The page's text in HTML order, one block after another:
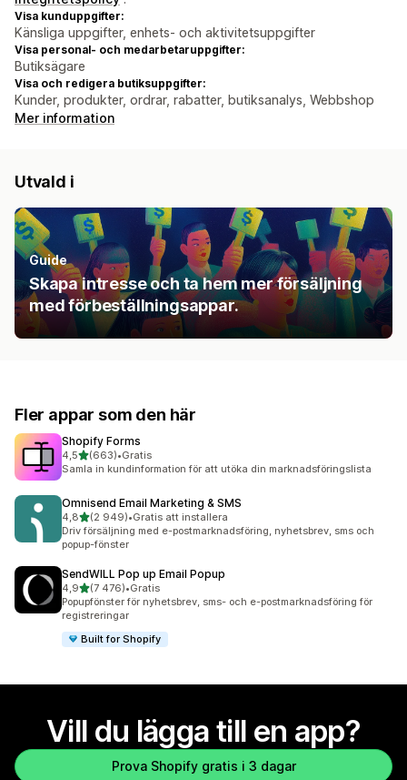
Visa kunduppgifter:
Känsliga uppgifter, enhets- och aktivitetsuppgifter
Visa personal- och medarbetaruppgifter:
Butiksägare
Visa och redigera butiksuppgifter:
Kunder, produkter, ordrar, rabatter, butiksanalys, Webbshop
Mer information
Utvald i
Guide
Skapa intresse och ta hem mer försäljning
med förbeställningsappar.
Fler appar som den här
Shopify Forms
4,5av 5 stjärnor
(663)
663 recensioner totalt
•Gratis
Samla in kundinformation för att utöka din marknadsföringslista
Omnisend Email Marketing & SMS
4,8av 5 stjärnor
(2 949)
2949 recensioner totalt
•Gratis att installera
Driv försäljning med e-postmarknadsföring, nyhetsbrev, sms och
popup-fönster
SendWILL Pop up Email Popup
4,9av 5 stjärnor
(7 476)
7476 recensioner totalt
•Gratis
Popupfönster för nyhetsbrev, sms- och e-postmarknadsföring för
registreringar
Built for Shopify
Vill du lägga till en app?
Prova Shopify gratis i 3 dagar